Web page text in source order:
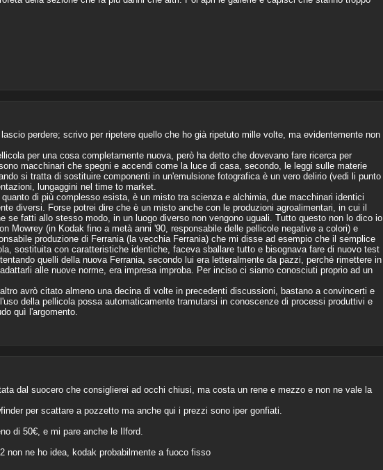
perdere; scrivo per ripetere quello che ho già ripetuto mille volte, ma evidentemente non
per una cosa completamente nuova, però ha detto che dovevano fare ricerca per
macchinari che spegni e accendi come la luce di casa, secondo, le leggi sulle materie
si tratta di sostituire componenti in un'emulsione fotografica è un vero delirio (vedi li punto
lungaggini nel time to market.
di più complesso esista, è un misto tra scienza e alchimia, due macchinari identici
diversi. Forse potrei dire che è un misto anche con le produzioni agroalimentari, in cui il
se fatti allo stesso modo, in un luogo diverso non vengono uguali. Tutto questo non lo dico io
Mowrey (in Kodak fino a metà anni '90, responsabile delle pellicole negative a colori) e
produzione di Ferrania (la vecchia Ferrania) che mi disse ad esempio che il semplice
sostituita con caratteristiche identiche, faceva sballare tutto e bisognava fare di nuovo test
quelli della nuova Ferrania, secondo lui era letteralmente da pazzi, perché rimettere in
alle nuove norme, era impresa improba. Per inciso ci siamo conosciuti proprio ad un
avrò citato almeno una decina di volte in precedenti discussioni, bastano a convincerti e
della pellicola possa automaticamente tramutarsi in conoscenze di processi produttivi e
quì l'argomento.
dal suocero che consiglierei ad occhi chiusi, ma costa un rene e mezzo e non ne vale la
per scattare a pozzetto ma anche qui i prezzi sono iper gonfiati.
di 50€, e mi pare anche le Ilford.
non ne ho idea, kodak probabilmente a fuoco fisso